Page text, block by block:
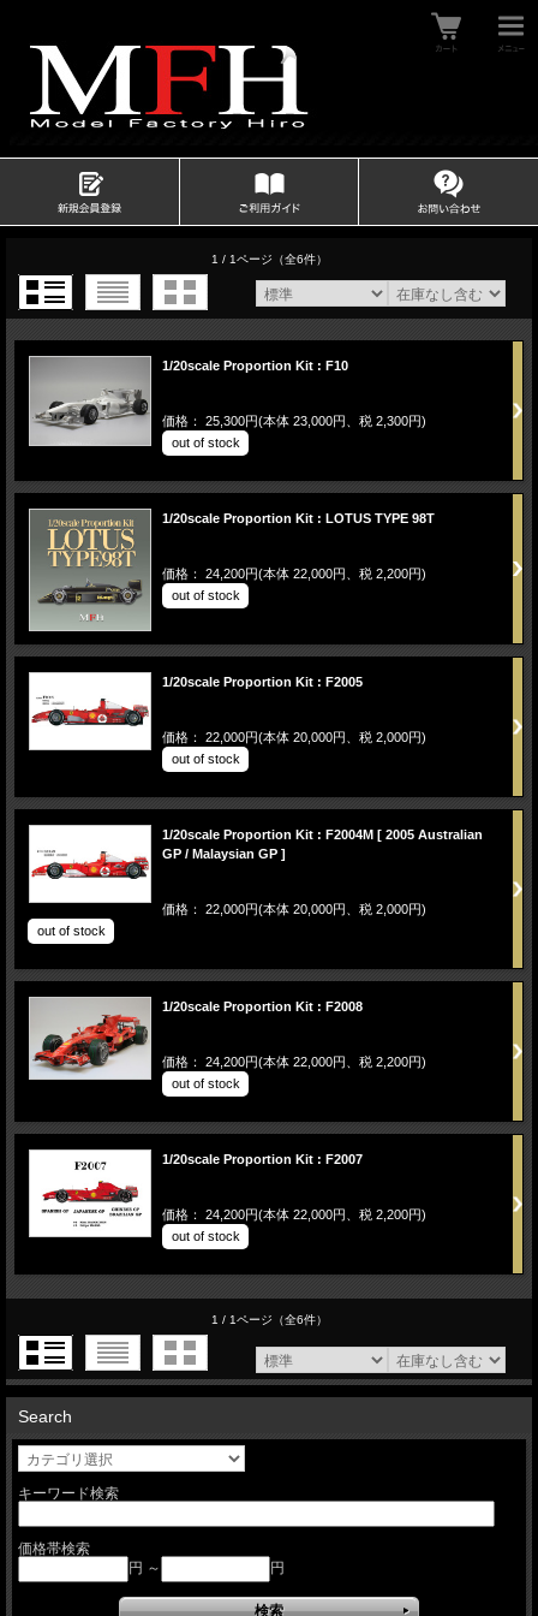
1 / 1ページ （全6件）
1/20scale Proportion Kit : F10
価格： 25,300円(本体 23,000円、税 2,300円)
out of stock
1/20scale Proportion Kit : LOTUS TYPE 98T
価格： 24,200円(本体 22,000円、税 2,200円)
out of stock
1/20scale Proportion Kit : F2005
価格： 22,000円(本体 20,000円、税 2,000円)
out of stock
1/20scale Proportion Kit : F2004M [ 2005 Australian
GP / Malaysian GP ]
価格： 22,000円(本体 20,000円、税 2,000円)
out of stock
1/20scale Proportion Kit : F2008
価格： 24,200円(本体 22,000円、税 2,200円)
out of stock
1/20scale Proportion Kit : F2007
価格： 24,200円(本体 22,000円、税 2,200円)
out of stock
1 / 1ページ （全6件）
Search
キーワード検索
価格帯検索
円 ～
円